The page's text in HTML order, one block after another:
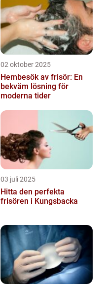
02 oktober 2025
Hembesök av frisör: En
bekväm lösning för
moderna tider
03 juli 2025
Hitta den perfekta
frisören i Kungsbacka